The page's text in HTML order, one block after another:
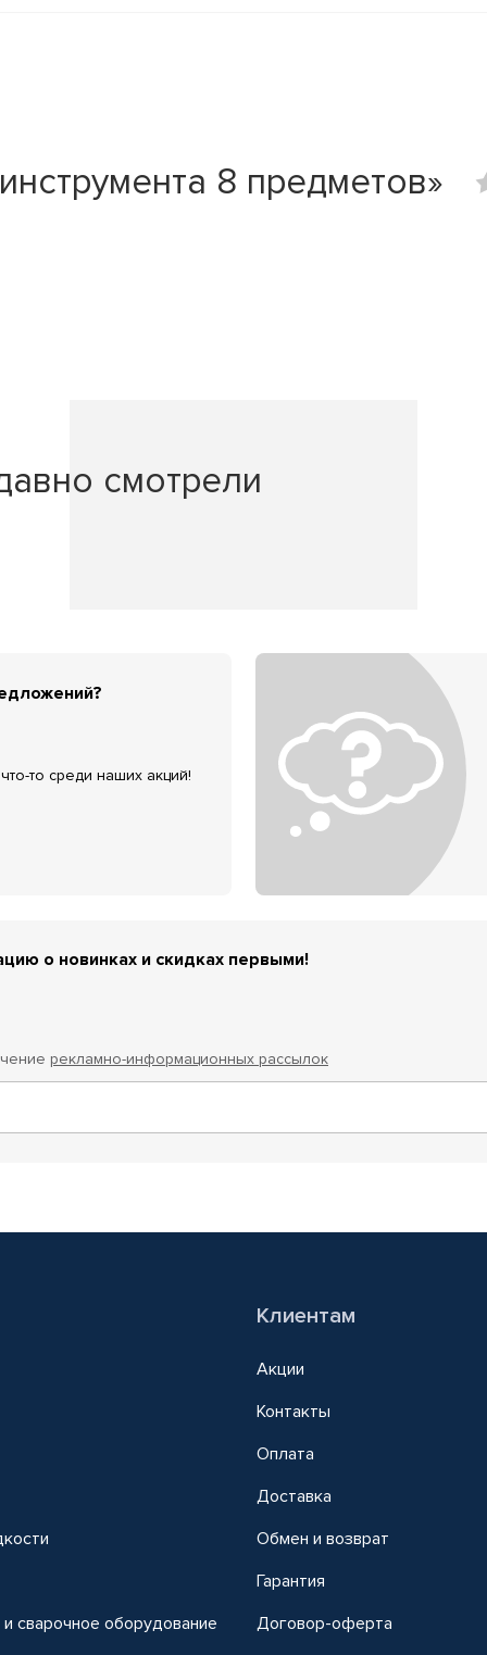
8 предметов»
смотрели
то среди наших акций!
о новинках и скидках первыми!
рекламно-информационных рассылок
сварочное оборудование
Клиентам
Акции
Контакты
Оплата
Доставка
Обмен и возврат
Гарантия
Договор-оферта